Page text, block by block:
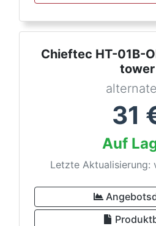
Chieftec HT-01B-
tower
31
Auf
Letzte Aktualisierung: